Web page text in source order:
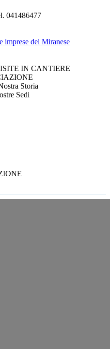
041486477
IN CANTIERE
Storia
Sedi